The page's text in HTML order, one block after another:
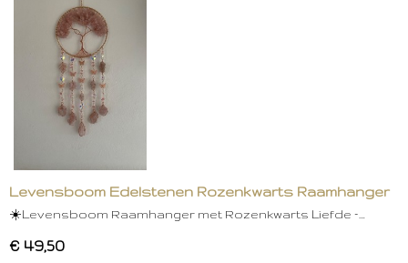
Levensboom Edelstenen Rozenkwarts Raamhanger
☀️Levensboom Raamhanger met Rozenkwarts Liefde –…
€ 49,50